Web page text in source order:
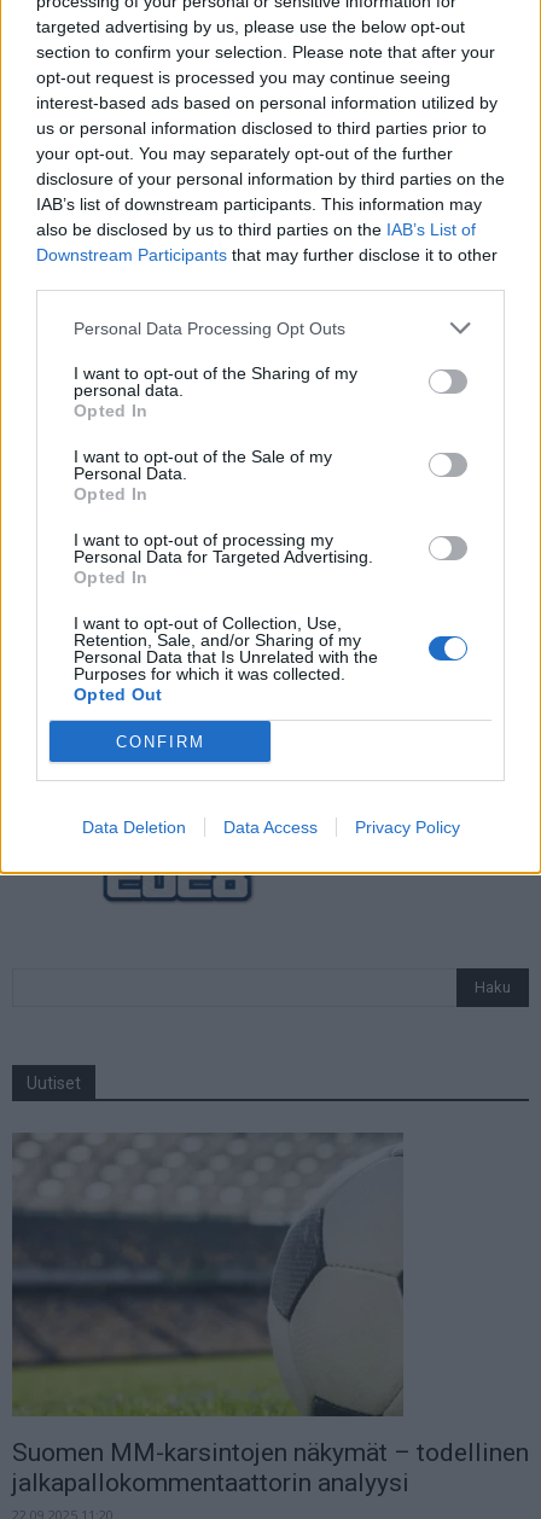
targeted advertising by us, please use the below opt-out
section to confirm your selection. Please note that after your
opt-out request is processed you may continue seeing
interest-based ads based on personal information utilized by
us or personal information disclosed to third parties prior to
your opt-out. You may separately opt-out of the further
disclosure of your personal information by third parties on the
IAB’s list of downstream participants. This information may
also be disclosed by us to third parties on the IAB’s List of
Downstream Participants that may further disclose it to other
Personal Data Processing Opt Outs
I want to opt-out of the Sharing of my
personal data.
Opted In
I want to opt-out of the Sale of my
Personal Data.
Opted In
I want to opt-out of processing my
Personal Data for Targeted Advertising.
Opted In
I want to opt-out of Collection, Use,
Retention, Sale, and/or Sharing of my
Personal Data that Is Unrelated with the
Purposes for which it was collected.
Opted Out
CONFIRM
Data Deletion Data Access Privacy Policy
Edellinen artikkeli
FC Inter julkisti huippuhankinnan
– Filip Valencic palaa Turkuun
Seuraava artikkeli
Robin Lod hurjassa vireessä –
iski kaksi osumaa MLS:ssä
LIITTYVÄT ARTIKKELIT LISÄÄ TEKIJÄLTÄ
todellinen jalkapallokommentaattorin
analyysi
Suomi-Hollanti näkyy ilmaiseksi TV:stä –
näin katsot ottelun
Jalkapallon U21 EM-kisat 2025 – tässä
otteluohjelma ja Suomen joukkue
Uutiset
Suomen MM-karsintojen näkymät – todellinen
jalkapallokommentaattorin analyysi
22.09.2025 11:20